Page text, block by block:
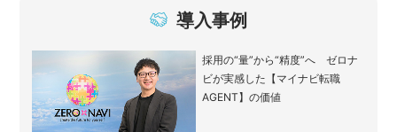
導入事例
採用の“量”から“精度”へ ゼロナ
ビが実感した【マイナビ転職
AGENT】の価値